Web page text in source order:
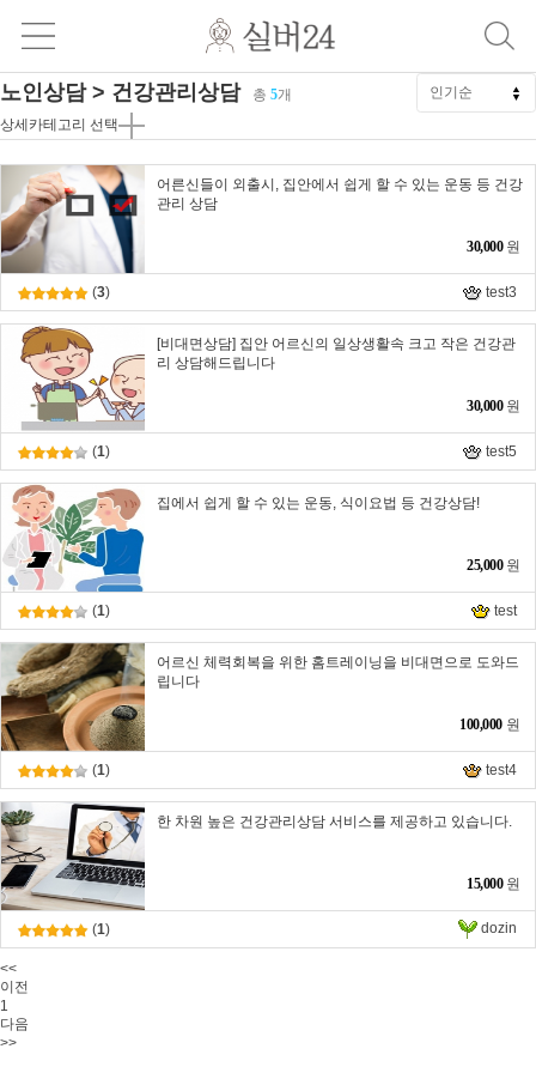
노인상담 > 건강관리상담 총 5개
상세카테고리 선택
어른신들이 외출시, 집안에서 쉽게 할 수 있는 운동 등 건강
관리 상담
30,000 원
(3) test3
[비대면상담] 집안 어르신의 일상생활속 크고 작은 건강관
리 상담해드립니다
30,000 원
(1) test5
집에서 쉽게 할 수 있는 운동, 식이요법 등 건강상담!
25,000 원
(1) test
어르신 체력회복을 위한 홈트레이닝을 비대면으로 도와드
립니다
100,000 원
(1) test4
한 차원 높은 건강관리상담 서비스를 제공하고 있습니다.
15,000 원
(1) dozin
<<
이전
1
다음
>>